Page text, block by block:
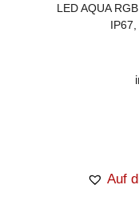
LED AQUA
Auf